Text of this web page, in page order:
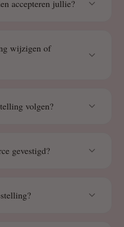
accepteren jullie?
wijzigen of
volgen?
gevestigd?